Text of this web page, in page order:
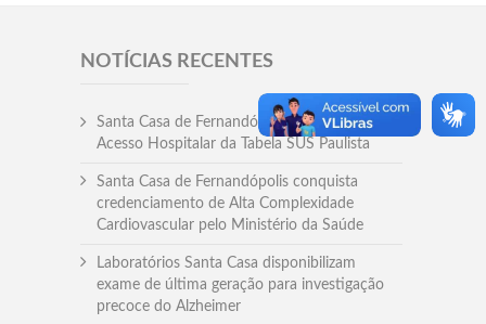
NOTÍCIAS RECENTES
Santa Casa de Fernandópolis recebe Prêmio
Acesso Hospitalar da Tabela SUS Paulista
Santa Casa de Fernandópolis conquista
credenciamento de Alta Complexidade
Cardiovascular pelo Ministério da Saúde
Laboratórios Santa Casa disponibilizam
exame de última geração para investigação
precoce do Alzheimer